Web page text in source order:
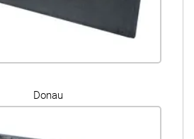
Donau